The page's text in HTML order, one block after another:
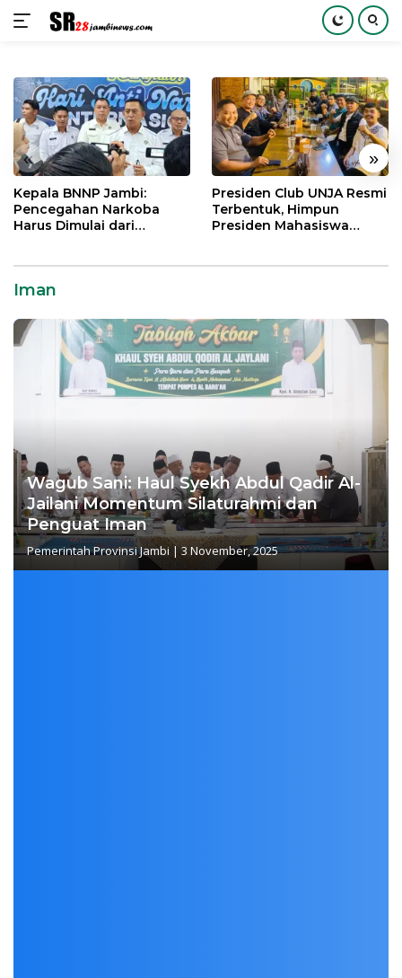
konten
« »
Kepala BNNP Jambi:
Pencegahan Narkoba
Harus Dimulai dari
Presiden Club UNJA Resmi
Terbentuk, Himpun
Presiden Mahasiswa
Iman
Wagub Sani: Haul Syekh Abdul Qadir Al-
Jailani Momentum Silaturahmi dan
Penguat Iman
Pemerintah Provinsi Jambi|3 November, 2025